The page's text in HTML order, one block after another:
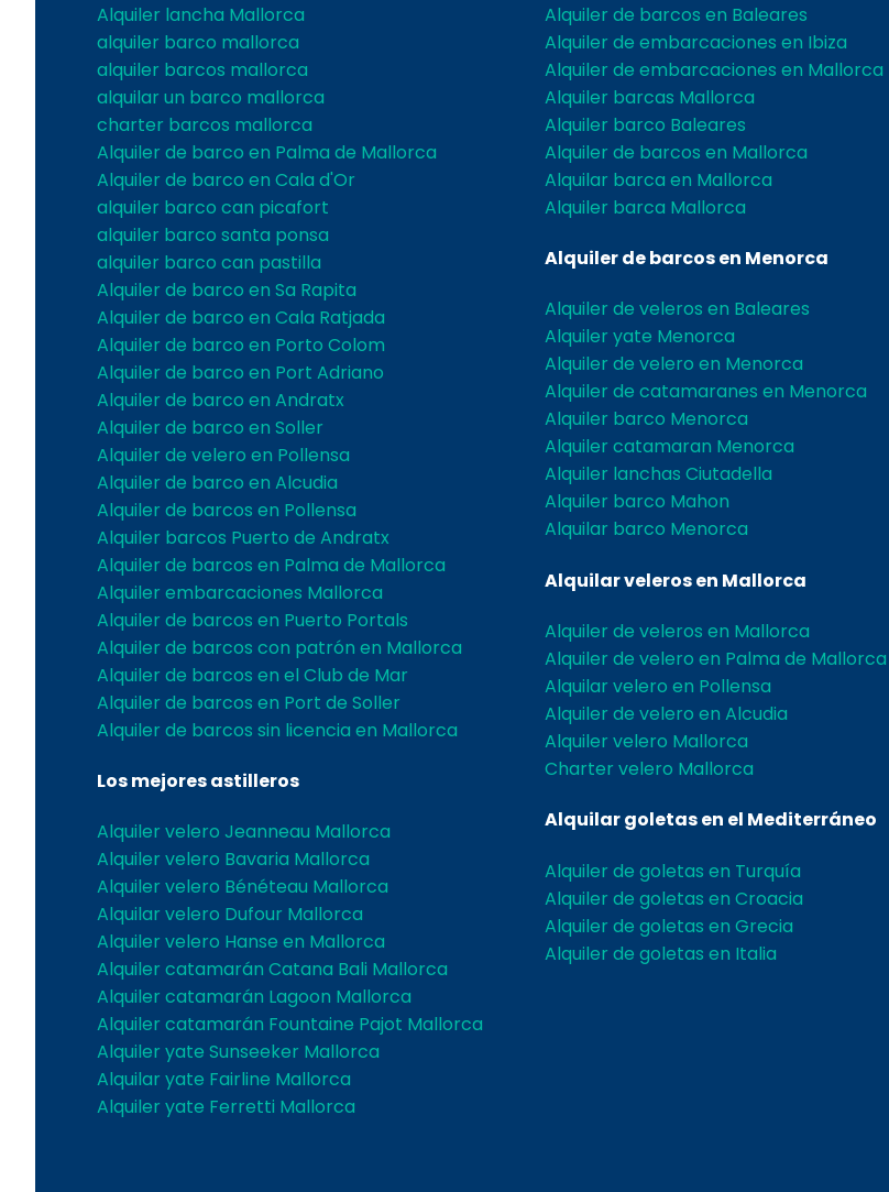
Alquiler lancha Mallorca
alquiler barco mallorca
alquiler barcos mallorca
alquilar un barco mallorca
charter barcos mallorca
Alquiler de barco en Palma de Mallorca
Alquiler de barco en Cala d'Or
alquiler barco can picafort
alquiler barco santa ponsa
alquiler barco can pastilla
Alquiler de barco en Sa Rapita
Alquiler de barco en Cala Ratjada
Alquiler de barco en Porto Colom
Alquiler de barco en Port Adriano
Alquiler de barco en Andratx
Alquiler de barco en Soller
Alquiler de velero en Pollensa
Alquiler de barco en Alcudia
Alquiler de barcos en Pollensa
Alquiler barcos Puerto de Andratx
Alquiler de barcos en Palma de Mallorca
Alquiler embarcaciones Mallorca
Alquiler de barcos en Puerto Portals
Alquiler de barcos con patrón en Mallorca
Alquiler de barcos en el Club de Mar
Alquiler de barcos en Port de Soller
Alquiler de barcos sin licencia en Mallorca
Los mejores astilleros
Alquiler velero Jeanneau Mallorca
Alquiler velero Bavaria Mallorca
Alquiler velero Bénéteau Mallorca
Alquilar velero Dufour Mallorca
Alquiler velero Hanse en Mallorca
Alquiler catamarán Catana Bali Mallorca
Alquiler catamarán Lagoon Mallorca
Alquiler catamarán Fountaine Pajot Mallorca
Alquiler yate Sunseeker Mallorca
Alquilar yate Fairline Mallorca
Alquiler yate Ferretti Mallorca
Alquiler de barcos en Baleares
Alquiler de embarcaciones en Ibiza
Alquiler de embarcaciones en Mallorca
Alquiler barcas Mallorca
Alquiler barco Baleares
Alquiler de barcos en Mallorca
Alquilar barca en Mallorca
Alquiler barca Mallorca
Alquiler de barcos en Menorca
Alquiler de veleros en Baleares
Alquiler yate Menorca
Alquiler de velero en Menorca
Alquiler de catamaranes en Menorca
Alquiler barco Menorca
Alquiler catamaran Menorca
Alquiler lanchas Ciutadella
Alquiler barco Mahon
Alquilar barco Menorca
Alquilar veleros en Mallorca
Alquiler de veleros en Mallorca
Alquiler de velero en Palma de Mallorca
Alquilar velero en Pollensa
Alquiler de velero en Alcudia
Alquiler velero Mallorca
Charter velero Mallorca
Alquilar goletas en el Mediterráneo
Alquiler de goletas en Turquía
Alquiler de goletas en Croacia
Alquiler de goletas en Grecia
Alquiler de goletas en Italia